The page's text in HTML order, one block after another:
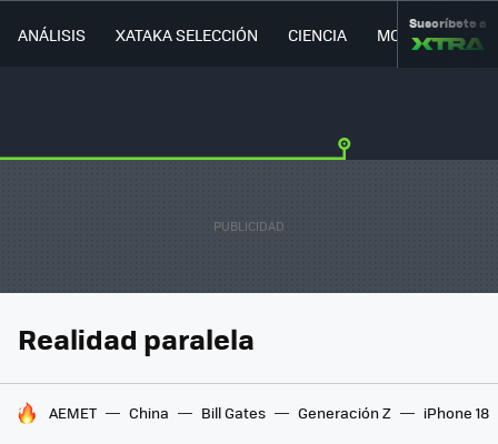
ANÁLISIS XATAKA SELECCIÓN CIENCIA MOVILIDAD
Suscríbete a
Realidad paralela
HOY SE HABLA DE
AEMET China Bill Gates Generación Z iPhone 18